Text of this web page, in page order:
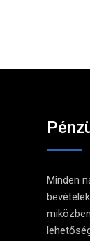
Minden